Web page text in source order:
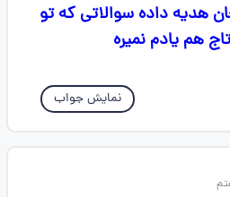
هدیه داده سوالاتی که تو
هم یادم نمیره
نمایش جواب